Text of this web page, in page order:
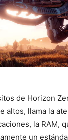
de Horizon
altos, llama la
la RAM,
un